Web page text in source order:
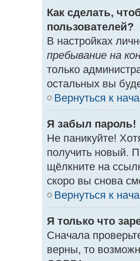
Как сделать,
пользователей?
В настройках
пребывание на
только
остальных вы
Вернуться к
Я забыл пароль!
Не паникуйте!
получить новый.
щёлкните на
скоро вы снова
Вернуться к
Я только что
Сначала
верны, то